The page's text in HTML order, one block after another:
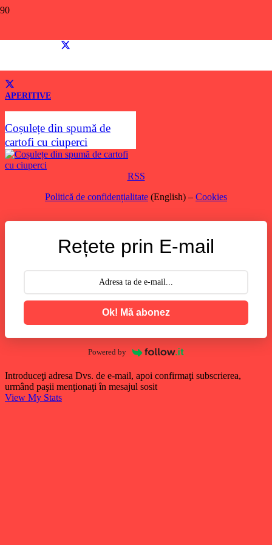
APERITIVE
Coșulețe din spumă de
cartofi cu ciuperci
RSS
Politică de confidențialitate (English) – Cookies
Rețete prin E-mail
Ok! Mă abonez
Powered by
Introduceţi adresa Dvs. de e-mail, apoi confirmaţi subscrierea,
urmând paşii menţionaţi în mesajul sosit
View My Stats